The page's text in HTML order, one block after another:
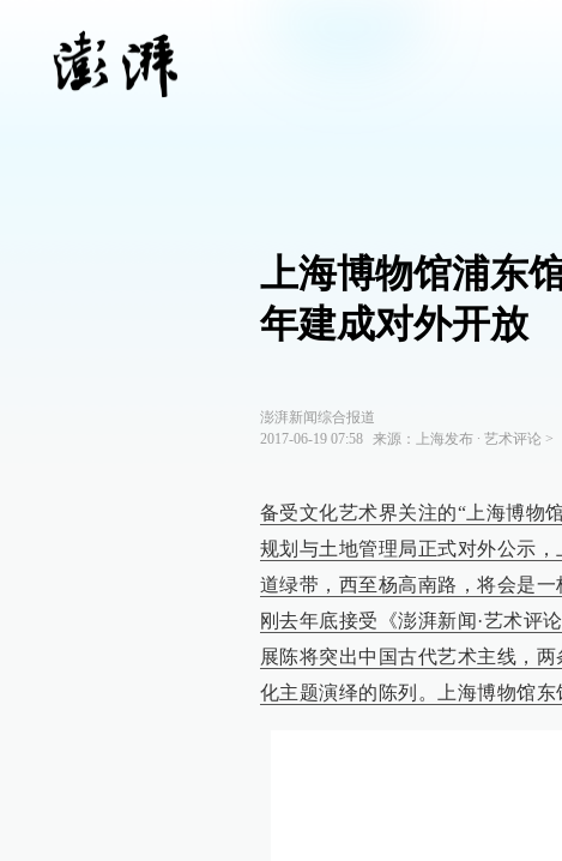
上海博物馆浦东
年建成对外开放
澎湃新闻综合报道
2017-06-19 07:58
来源： 上海发布∙ 艺术评论 >
备受文化艺术界关注的“上海博物
规划与土地管理局正式对外公示
道绿带，西至杨高南路，将会是
刚去年底接受《澎湃新闻·艺术评
展陈将突出中国古代艺术主线，
化主题演绎的陈列。上海博物馆东